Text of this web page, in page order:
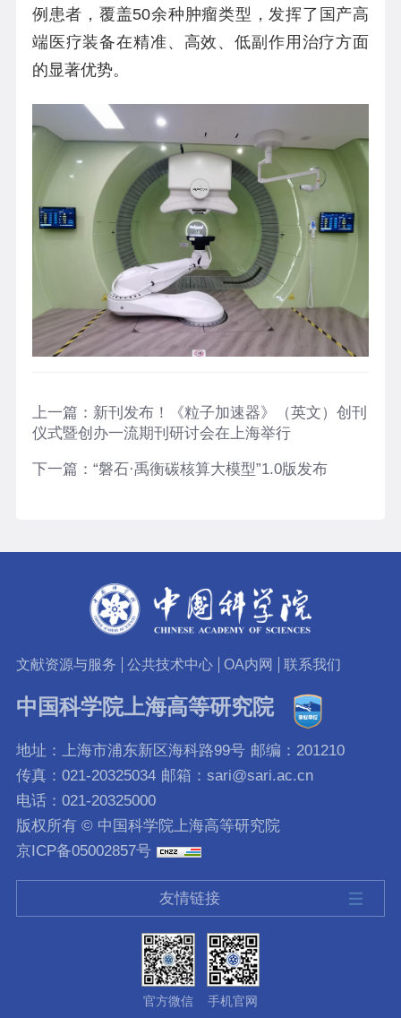
例患者，覆盖50余种肿瘤类型，发挥了国产高
端医疗装备在精准、高效、低副作用治疗方面
的显著优势。
上一篇： 新刊发布！《粒子加速器》（英文）创刊
仪式暨创办一流期刊研讨会在上海举行
下一篇： “磐石·禹衡碳核算大模型”1.0版发布
文献资源与服务 公共技术中心 OA内网 联系我们
中国科学院上海高等研究院
地址：上海市浦东新区海科路99号 邮编：201210
传真：021-20325034 邮箱：sari@sari.ac.cn
电话：021-20325000
版权所有 © 中国科学院上海高等研究院
京ICP备05002857号
友情链接
官方微信 手机官网